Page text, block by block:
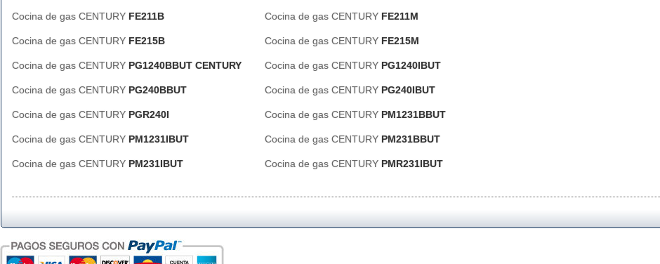
Cocina de gas CENTURY FE211B Cocina de gas CENTURY FE211M
Cocina de gas CENTURY FE215B Cocina de gas CENTURY FE215M
Cocina de gas CENTURY PG1240BBUT CENTURY Cocina de gas CENTURY PG1240IBUT
Cocina de gas CENTURY PG240BBUT Cocina de gas CENTURY PG240IBUT
Cocina de gas CENTURY PGR240I Cocina de gas CENTURY PM1231BBUT
Cocina de gas CENTURY PM1231IBUT Cocina de gas CENTURY PM231BBUT
Cocina de gas CENTURY PM231IBUT Cocina de gas CENTURY PMR231IBUT